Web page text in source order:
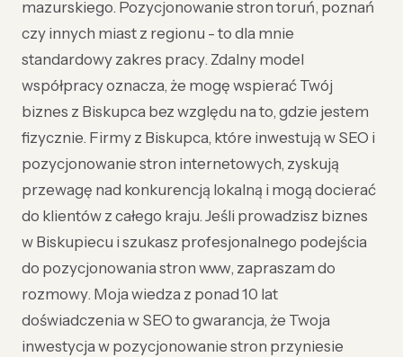
mazurskiego. Pozycjonowanie stron toruń, poznań
czy innych miast z regionu - to dla mnie
standardowy zakres pracy. Zdalny model
współpracy oznacza, że mogę wspierać Twój
biznes z Biskupca bez względu na to, gdzie jestem
fizycznie. Firmy z Biskupca, które inwestują w SEO i
pozycjonowanie stron internetowych, zyskują
przewagę nad konkurencją lokalną i mogą docierać
do klientów z całego kraju. Jeśli prowadzisz biznes
w Biskupiecu i szukasz profesjonalnego podejścia
do pozycjonowania stron www, zapraszam do
rozmowy. Moja wiedza z ponad 10 lat
doświadczenia w SEO to gwarancja, że Twoja
inwestycja w pozycjonowanie stron przyniesie